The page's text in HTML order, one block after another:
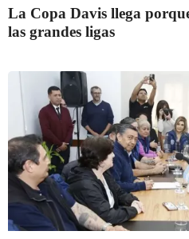
La Copa Davis llega
las grandes ligas